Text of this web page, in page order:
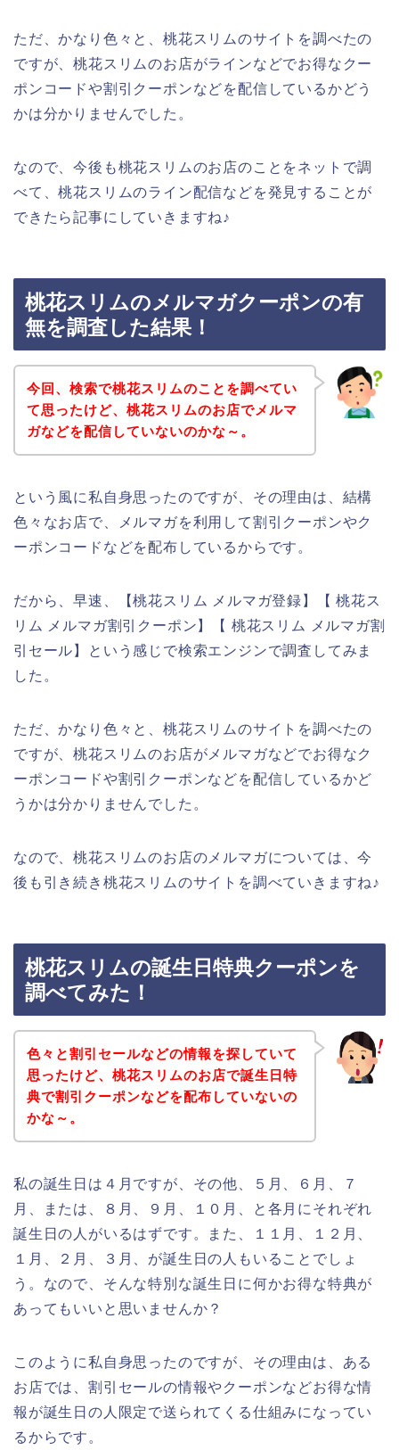
ただ、かなり色々と、桃花スリムのサイトを調べたの
ですが、桃花スリムのお店がラインなどでお得なクー
ポンコードや割引クーポンなどを配信しているかどう
かは分かりませんでした。
なので、今後も桃花スリムのお店のことをネットで調
べて、桃花スリムのライン配信などを発見することが
できたら記事にしていきますね♪
桃花スリムのメルマガクーポンの有
無を調査した結果！
今回、検索で桃花スリムのことを調べてい
て思ったけど、桃花スリムのお店でメルマ
ガなどを配信していないのかな～。
という風に私自身思ったのですが、その理由は、結構
色々なお店で、メルマガを利用して割引クーポンやク
ーポンコードなどを配布しているからです。
だから、早速、【桃花スリム メルマガ登録】【 桃花ス
リム メルマガ割引クーポン】【 桃花スリム メルマガ割
引セール】という感じで検索エンジンで調査してみま
した。
ただ、かなり色々と、桃花スリムのサイトを調べたの
ですが、桃花スリムのお店がメルマガなどでお得なク
ーポンコードや割引クーポンなどを配信しているかど
うかは分かりませんでした。
なので、桃花スリムのお店のメルマガについては、今
後も引き続き桃花スリムのサイトを調べていきますね♪
桃花スリムの誕生日特典クーポンを
調べてみた！
色々と割引セールなどの情報を探していて
思ったけど、桃花スリムのお店で誕生日特
典で割引クーポンなどを配布していないの
かな～。
私の誕生日は４月ですが、その他、５月、６月、７
月、または、８月、９月、１０月、と各月にそれぞれ
誕生日の人がいるはずです。また、１１月、１２月、
１月、２月、３月、が誕生日の人もいることでしょ
う。なので、そんな特別な誕生日に何かお得な特典が
あってもいいと思いませんか？
このように私自身思ったのですが、その理由は、ある
お店では、割引セールの情報やクーポンなどお得な情
報が誕生日の人限定で送られてくる仕組みになってい
るからです。